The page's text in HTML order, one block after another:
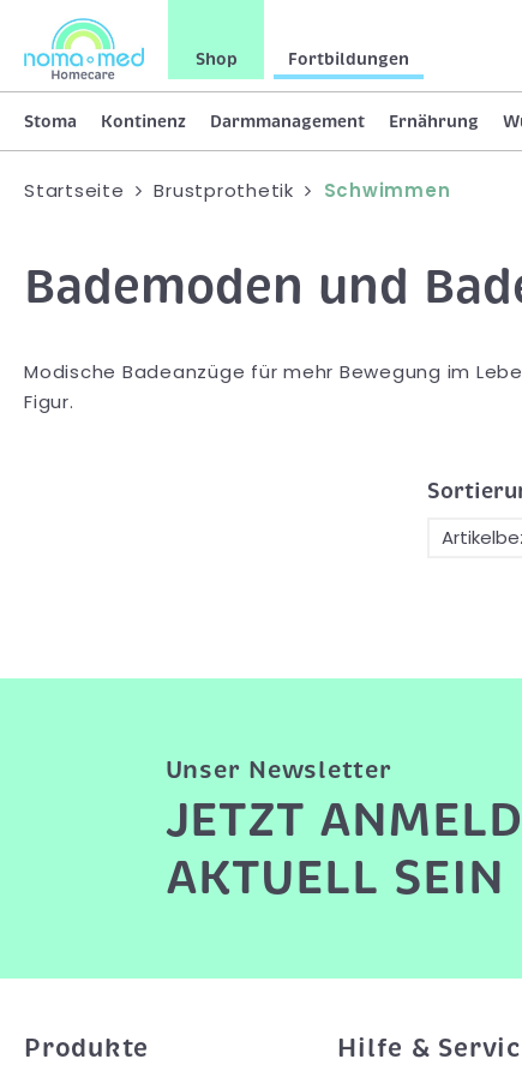
Shop Fortbildungen
Stoma Kontinenz Darmmanagement Ernährung
Startseite Brustprothetik Schwimmen
Bademoden und
Modische Badeanzüge für mehr Bewegung im
Figur.
Unser Newsletter
JETZT
AKTUELL SEIN
Produkte Hilfe &